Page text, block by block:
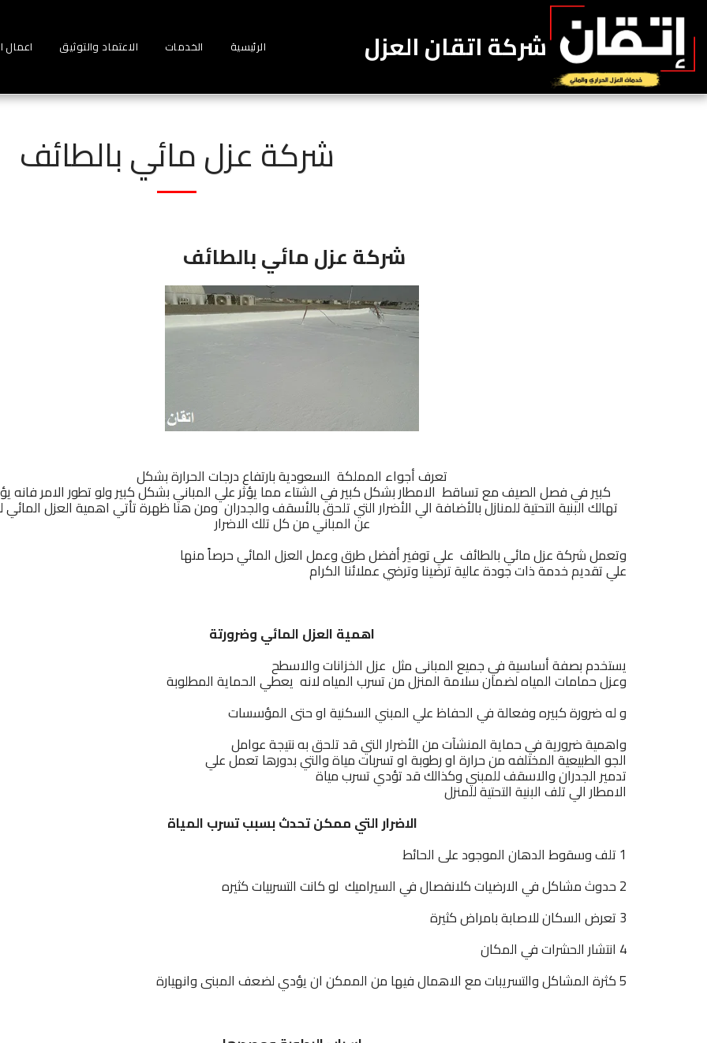
شركة اتقان العزل الرئيسية الخدمات الاعتماد والتوثيق اعمال
شركة عزل مائي بالطائف
شركة عزل مائيبالطائف
تعرف أجواء المملكة السعودية بارتفاع درجات الحرارة بشكل
كبير في فصل الصيف مع تساقط الامطار بشكل كبير في الشتاء مما يؤثر علي المباني بشكل كبير ولو تطور الامر فانه
تهالك البنية التحتية للمنازل بالأضافة الي الأضرار التي تلحق بالأسقف والجدران ومن هنا ظهرة تأتي اهمية العزل
عن المباني من كل تلك الاضرار
وتعمل شركة عزل مائي بالطائف علي توفير أفضل طرق وعمل العزل المائيحرصاً منها
علي تقديم خدمة ذات جودة عالية ترضينا وترضي عملائنا الكرام
اهمية العزل المائي وضرورتة
يستخدم بصفة أساسية في جميع المبانى مثل عزل الخزانات والاسطح
وعزل حمامات المياه لضمان سلامة المنزل من تسرب المياه لانه يعطي الحماية المطلوبة
و له ضرورة كبيره وفعالة في الحفاظ علي المبني السكنية او حتى المؤسسات
واهمية ضرورية في حماية المنشآت من الأضرار التي قد تلحق به نتيجة عوامل
الجو الطبيعية المختلفه من حرارة او رطوبة او تسربات مياة والتي بدورها تعمل علي
تدمير الجدران والاسقف للمبني وكذالك قد تؤدي تسرب مياة
الامطار الي تلف البنية التحتية للمنزل
الاضرار التي ممكن تحدث بسبب تسرب المياة
1 تلف وسقوط الدهان الموجود على الحائط
2 حدوث مشاكل في الارضيات كلانفصال في السيراميك لو كانت التسربيات كثيره
3 تعرض السكان للاصابة بامراض كثيرة
4 انتشار الحشرات في المكان
5 كثرة المشاكل والتسريبات مع الاهمال فيها من الممكن ان يؤدي لضعف المبنى وانهيارة